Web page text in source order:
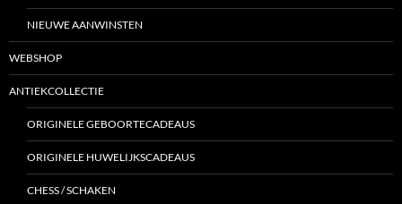
NIEUWE AANWINSTEN
WEBSHOP
ANTIEKCOLLECTIE
ORIGINELE GEBOORTECADEAUS
ORIGINELE HUWELIJKSCADEAUS
CHESS / SCHAKEN